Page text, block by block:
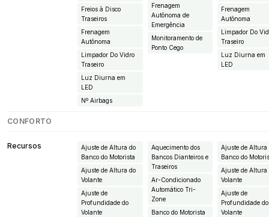
Freios à Disco
Traseiros
Frenagem
Autônoma
Limpador Do Vidro
Traseiro
Luz Diurna em
LED
Nº Airbags
Frenagem
Autônoma de
Emergência
Monitoramento de
Ponto Cego
Frenagem
Autônoma
Limpador Do
Traseiro
Luz Diurna em
LED
CONFORTO
Recursos
Ajuste de Altura do
Banco do Motorista
Ajuste de Altura do
Volante
Ajuste de
Profundidade do
Volante
Aquecimento dos
Bancos Dianteiros e
Traseiros
Ar-Condicionado
Automático Tri-
Zone
Banco do Motorista
Ajuste de Altura
Banco do
Ajuste de Altura
Volante
Ajuste de
Profundidade do
Volante